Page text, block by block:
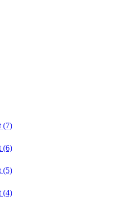
(7)
(6)
(5)
(4)